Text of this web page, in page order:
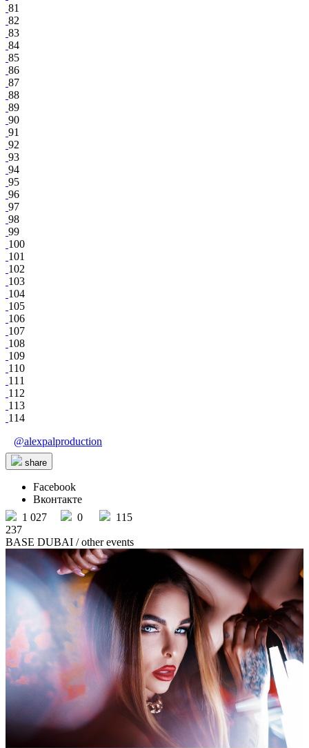
81
82
83
84
85
86
87
88
89
90
91
92
93
94
95
96
97
98
99
100
101
102
103
104
105
106
107
108
109
110
111
112
113
114
@alexpalproduction
share
Facebook
Вконтакте
1 027
0
115
237
BASE DUBAI / other events